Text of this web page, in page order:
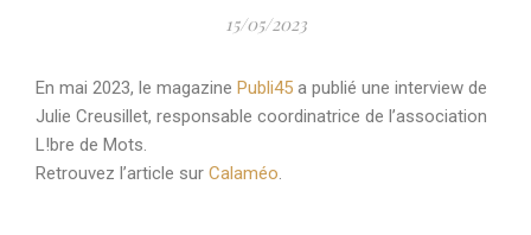
15/05/2023
En mai 2023, le magazine Publi45 a publié une interview de
Julie Creusillet, responsable coordinatrice de l’association
L!bre de Mots.
Retrouvez l’article sur Calaméo.